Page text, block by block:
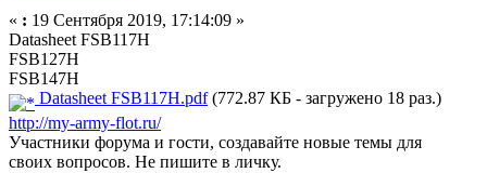
« : 19 Сентября 2019, 17:14:09 »
Datasheet FSB117H
FSB127H
FSB147H
Datasheet FSB117H.pdf(772.87 КБ - загружено 18 раз.)
http://my-army-flot.ru/
Участники форума и гости, создавайте новые темы для
своих вопросов. Не пишите в личку.